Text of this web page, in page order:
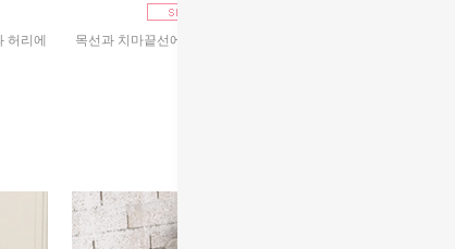
허리에
목선과 치마끝선에 큐빅으로 장식 허리에 은은하면서